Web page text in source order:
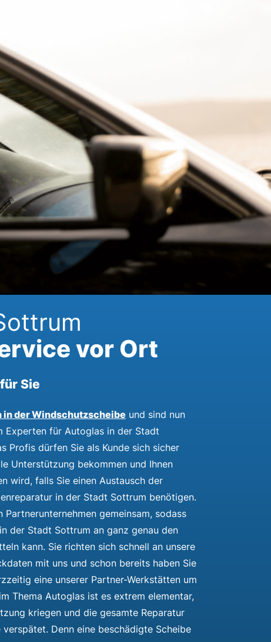
vor Ort
Sie
in der Windschutzscheibe und sind nun
Experten für Autoglas in der Stadt
Profis dürfen Sie als Kunde sich sicher
Unterstützung bekommen und Ihnen
wird, falls Sie einen Austausch der
in der Stadt Sottrum benötigen.
gemeinsam, sodass
der Stadt Sottrum an ganz genau den
kann. Sie richten sich schnell an unsere
mit uns und schon bereits haben Sie
eine unserer Partner-Werkstätten um
Thema Autoglas ist es extrem elementar,
kriegen und die gesamte Reparatur
Denn eine beschädigte Scheibe